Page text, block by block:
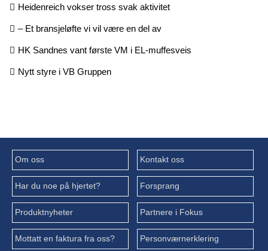
Heidenreich vokser tross svak aktivitet
– Et bransjeløfte vi vil være en del av
HK Sandnes vant første VM i EL-muffesveis
Nytt styre i VB Gruppen
Om oss Kontakt oss
Har du noe på hjertet? Forsprang
Produktnyheter Partnere i Fokus
Mottatt en faktura fra oss? Personværnerklering